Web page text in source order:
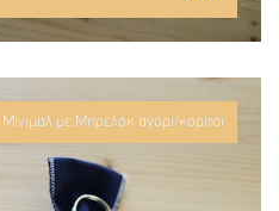
με Μπρελόκ αγόρι/κορίτσι